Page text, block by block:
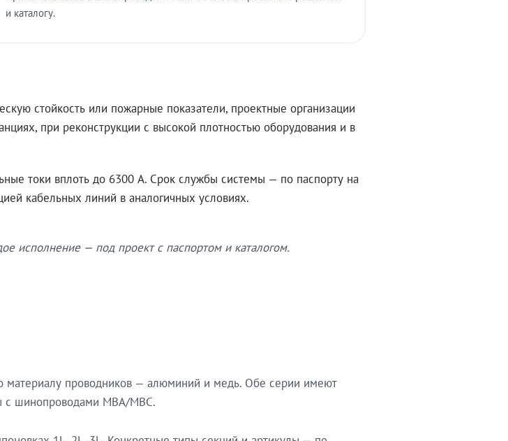
и каталогу.
стойкость или пожарные показатели, проектные организации
при реконструкции с высокой плотностью оборудования и в
токи вплоть до 6300 А. Срок службы системы — по паспорту на
кабельных линий в аналогичных условиях.
исполнение — под проект с паспортом и каталогом.
материалу проводников — алюминий и медь. Обе серии имеют
с шинопроводами МВА/МВС.